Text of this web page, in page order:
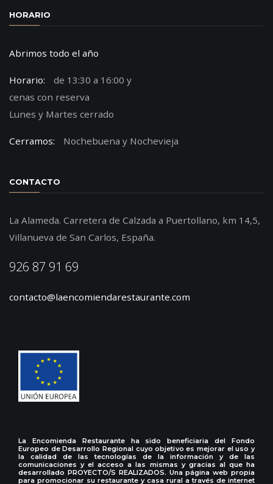
HORARIO
Abrimos todo el año
Horario:
de 13:30 a 16:00 y
cenas con reserva
Lunes y Martes cerrado
Cerramos: Nochebuena y Nochevieja
CONTACTO
La Alameda. Carretera de Calzada a Puertollano, km 14,5,
Villanueva de San Carlos, España.
926 87 91 69
contacto@laencomiendarestaurante.com
La Encomienda Restaurante ha sido beneficiaria del Fondo
Europeo de Desarrollo Regional cuyo objetivo es mejorar el uso y
la calidad de las tecnologías de la información y de las
comunicaciones y el acceso a las mismas y gracias al que ha
desarrollado PROYECTO/S REALIZADOS. Una página web propia
para promocionar su restaurante y casa rural a través de internet